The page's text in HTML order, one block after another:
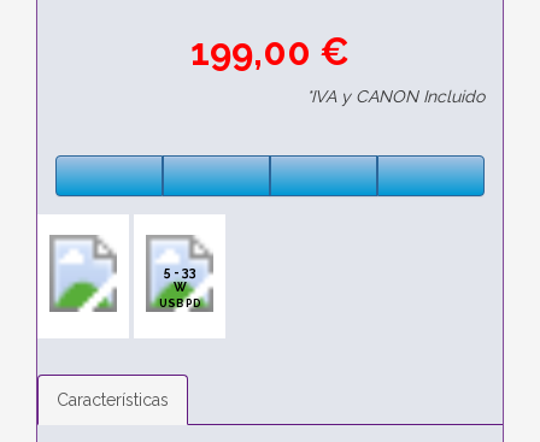
199,00 €
*IVA y CANON Incluido
5 - 33
W
USB PD
Características